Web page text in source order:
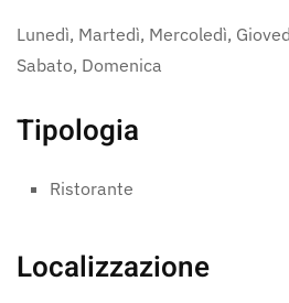
Lunedì, Martedì, Mercoledì,
Sabato, Domenica
Tipologia
Ristorante
Localizzazione